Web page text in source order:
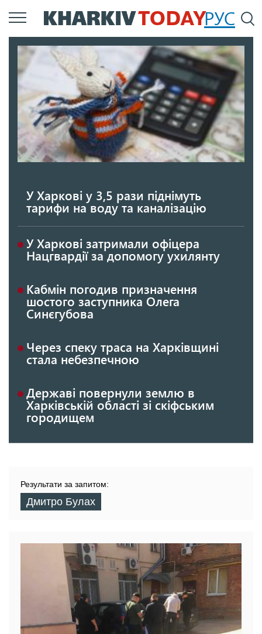
Перейти
до
вмісту
РУС
У Харкові у 3,5 рази піднімуть
тарифи на воду та каналізацію
У Харкові затримали офіцера
Нацгвардії за допомогу ухилянту
Кабмін погодив призначення
шостого заступника Олега
Синєгубова
Через спеку траса на Харківщині
стала небезпечною
Державі повернули землю в
Харківській області зі скіфським
городищем
Результати за запитом:
Дмитро Булах